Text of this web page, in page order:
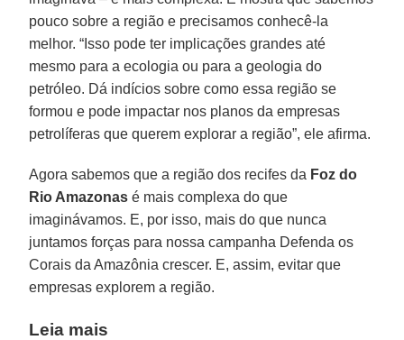
pouco sobre a região e precisamos conhecê-la
melhor. “Isso pode ter implicações grandes até
mesmo para a ecologia ou para a geologia do
petróleo. Dá indícios sobre como essa região se
formou e pode impactar nos planos da empresas
petrolíferas que querem explorar a região”, ele afirma.
Agora sabemos que a região dos recifes da Foz do
Rio Amazonas é mais complexa do que
imaginávamos. E, por isso, mais do que nunca
juntamos forças para nossa campanha Defenda os
Corais da Amazônia crescer. E, assim, evitar que
empresas explorem a região.
Leia mais